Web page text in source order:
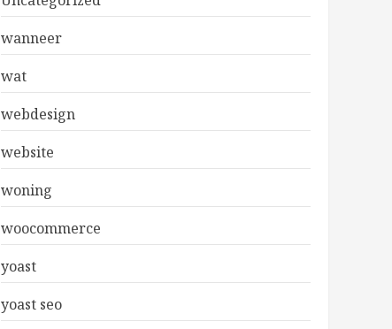
wanneer
wat
webdesign
website
woning
woocommerce
yoast
yoast seo